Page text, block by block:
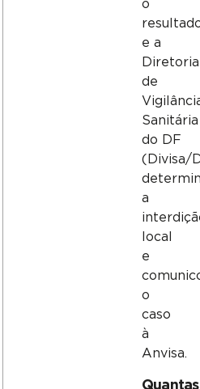
o
e a
Diretoria
de
Sanitária
do DF
(Divisa/
a
local
e
o
caso
à
Anvisa.
Quantas